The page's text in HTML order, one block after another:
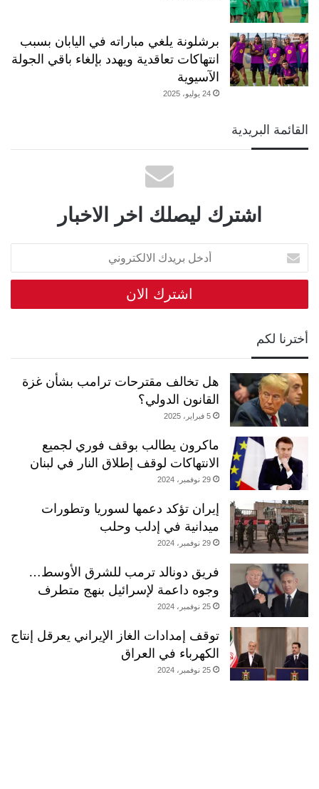
برشلونة يلغي مباراته في اليابان بسبب
انتهاكات تعاقدية ويهدد بإلغاء باقي الجولة
الآسيوية
24 يوليو، 2025
القائمة البريدية
اشترك ليصلك اخر الاخبار
أدخل
بريدك
الالكتروني
أخترنا لكم
هل تخالف مقترحات ترامب بشأن غزة
القانون الدولي؟
5 فبراير، 2025
ماكرون يطالب بوقف فوري لجميع
الانتهاكات لوقف إطلاق النار في لبنان
29 نوفمبر، 2024
إيران تؤكد دعمها لسوريا وتطورات
ميدانية في إدلب وحلب
29 نوفمبر، 2024
فريق دونالد ترمب للشرق الأوسط…
وجوه داعمة لإسرائيل بنهج متطرف
25 نوفمبر، 2024
توقف إمدادات الغاز الإيراني يعرقل إنتاج
الكهرباء في العراق
25 نوفمبر، 2024